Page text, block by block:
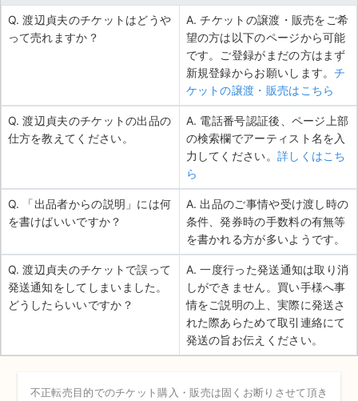
Q. 渡辺貞夫のチケットはどうや
って売れますか？
A. チケットの譲渡・販売をご希
望の方は以下のページから可能
です。ご登録がまだの方はまず
新規登録からお願いします。チ
ケットの譲渡・販売はこちら
Q. 渡辺貞夫のチケットの出品の
仕方を教えてください。
A. 電話番号認証後、ページ上部
の検索欄でアーティスト名を入
力してください。 詳しくはこち
ら
Q. 「出品者からの説明」には何
を書けばいいですか？
A. 出品のご事情や受け渡し時の
条件、発券時の手数料の有無等
を書かれる方が多いようです。
Q. 渡辺貞夫のチケットで誤って
発送通知をしてしまいました。
どうしたらいいですか？
A. 一度行った発送通知は取り消
しができません。買い手様へ事
情をご説明の上、実際に発送さ
れた際あらためて取引連絡にて
発送の旨お伝えください。
不正転売目的でのチケット購入・販売は固くお断りさせて頂き